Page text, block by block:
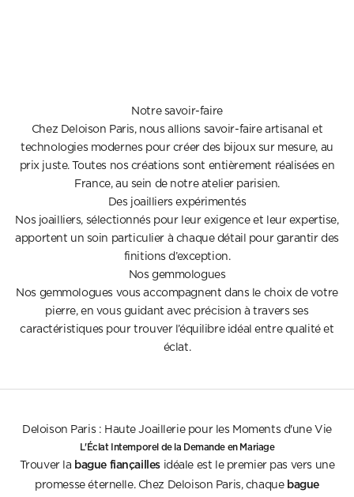
Notre savoir-faire
Chez Deloison Paris, nous allions savoir-faire artisanal et
technologies modernes pour créer des bijoux sur mesure, au
prix juste. Toutes nos créations sont entièrement réalisées en
France, au sein de notre atelier parisien.
Des joailliers expérimentés
Nos joailliers, sélectionnés pour leur exigence et leur expertise,
apportent un soin particulier à chaque détail pour garantir des
finitions d’exception.
Nos gemmologues
Nos gemmologues vous accompagnent dans le choix de votre
pierre, en vous guidant avec précision à travers ses
caractéristiques pour trouver l’équilibre idéal entre qualité et
éclat.
Deloison Paris : Haute Joaillerie pour les Moments d'une Vie
L'Éclat Intemporel de la Demande en Mariage
Trouver la bague fiançaillesidéale est le premier pas vers une
promesse éternelle. Chez Deloison Paris, chaque bague